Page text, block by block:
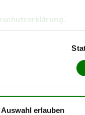
Auswahl erlauben